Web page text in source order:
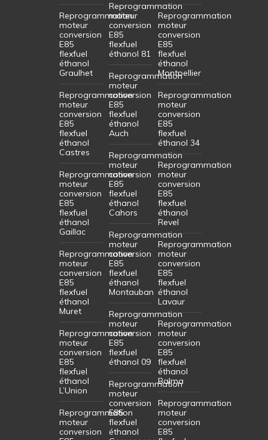
Reprogrammation
moteur
conversion
E85
flexfuel
éthanol
Graulhet
Reprogrammation
moteur
conversion
E85
flexfuel
éthanol
Castres
Reprogrammation
moteur
conversion
E85
flexfuel
éthanol
Gaillac
Reprogrammation
moteur
conversion
E85
flexfuel
éthanol
Muret
Reprogrammation
moteur
conversion
E85
flexfuel
éthanol
L’Union
Reprogrammation
moteur
conversion
Reprogrammation
moteur
conversion
E85
flexfuel
éthanol 81
Reprogrammation
moteur
conversion
E85
flexfuel
éthanol
Auch
Reprogrammation
moteur
conversion
E85
flexfuel
éthanol
Cahors
Reprogrammation
moteur
conversion
E85
flexfuel
éthanol
Montauban
Reprogrammation
moteur
conversion
E85
flexfuel
éthanol 09
Reprogrammation
moteur
conversion
E85
flexfuel
éthanol
Reprogrammation
moteur
conversion
E85
flexfuel
éthanol
Montpellier
Reprogrammation
moteur
conversion
E85
flexfuel
éthanol 34
Reprogrammation
moteur
conversion
E85
flexfuel
éthanol
Revel
Reprogrammation
moteur
conversion
E85
flexfuel
éthanol
Lavaur
Reprogrammation
moteur
conversion
E85
flexfuel
éthanol
Balma
Reprogrammation
moteur
conversion
E85